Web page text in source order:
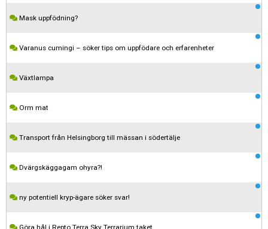
Mask uppfödning?
Varanus cumingi – söker tips om uppfödare och erfarenheter
Växtlampa
Orm mat
Transport från Helsingborg till mässan i södertälje
Dvärgskäggagam ohyra?!
ny potentiell kryp-ägare söker svar!
Göra hål i Repto Terra Sky Terrarium taket